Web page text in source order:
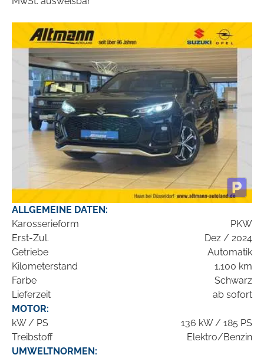
ALLGEMEINE DATEN:
Karosserieform
PKW
Erst-Zul.
Dez / 2024
Getriebe
Automatik
Kilometerstand
1.100 km
Farbe
Schwarz
Lieferzeit
ab sofort
MOTOR:
kW / PS
136 kW / 185 PS
Treibstoff
Elektro/Benzin
UMWELTNORMEN: